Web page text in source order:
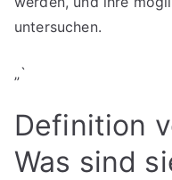
untersuchen.
„`
Definition
Was sind